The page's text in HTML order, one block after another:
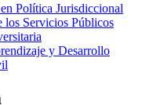
Política Jurisdiccional
los Servicios Públicos
y Desarrollo